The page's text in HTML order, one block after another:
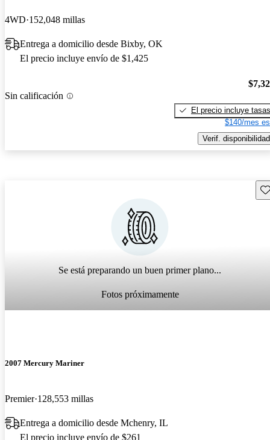
4WD 152,048 millas
Entrega a domicilio desde Bixby, OK
El precio incluye envío de $1,425
Sin calificación
El precio incluye tasas
$140/mes
Verif. disponibilidad
Se está preparando un buen primer plano...
Fotos próximamente
2007 Mercury Mariner
Premier 128,553 millas
Entrega a domicilio desde Mchenry, IL
El precio incluye envío de $261